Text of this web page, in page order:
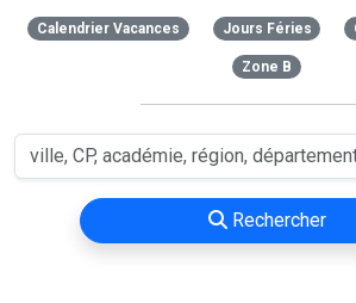
Calendrier Vacances Jours Féries
Zone B
Rechercher